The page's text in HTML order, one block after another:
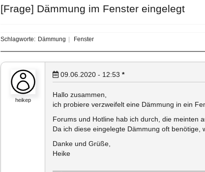
[Frage] Dämmung im Fenster eingelegt
Schlagworte: Dämmung Fenster
heikep
09.06.2020 - 12:53 *
Hallo zusammen,
ich probiere verzweifelt eine Dämmung in ein
Forums und Hotline hab ich durch, die meinten
Da ich diese eingelegte Dämmung oft benötige,
Danke und Grüße,
Heike